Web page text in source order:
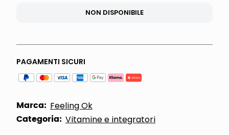
NON DISPONIBILE
PAGAMENTI SICURI
Marca: Feeling Ok
Categoria: Vitamine e integratori